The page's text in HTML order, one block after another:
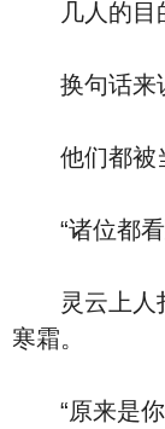
几人的目的
换句话来
他们都被当
“诸位都看
灵云上人扫
寒霜。
“原来是你